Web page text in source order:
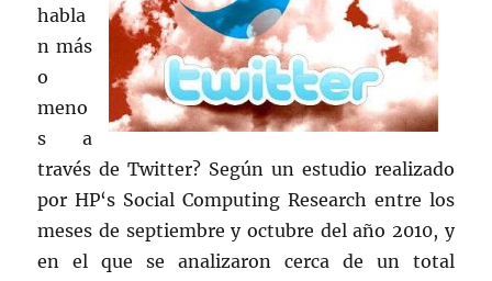
habla
n más
o
meno
s a
través de Twitter? Según un estudio realizado
por HP‘s Social Computing Research entre los
meses de septiembre y octubre del año 2010, y
en el que se analizaron cerca de un total